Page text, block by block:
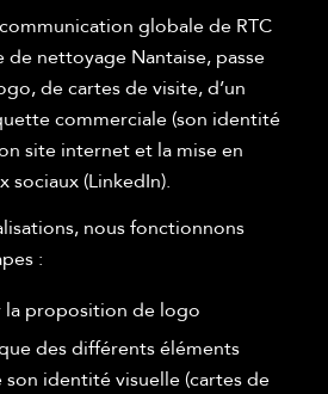
globale de RTC
de nettoyage Nantaise, passe
de cartes de visite, d’un
commerciale (son identité
site internet et la mise en
sociaux (LinkedIn).
nous fonctionnons
:
la proposition de logo
des différents éléments
son identité visuelle (cartes de